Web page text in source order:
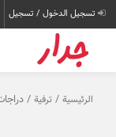
تسجيل الدخول / تسجيل
الرئيسية /ترفية /